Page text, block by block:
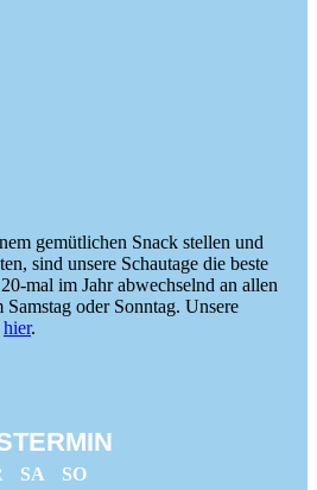
gemütlichen Snack stellen und
sind unsere Schautage die beste
mal im Jahr abwechselnd an allen
oder Sonntag. Unsere
hier.
SA
SO